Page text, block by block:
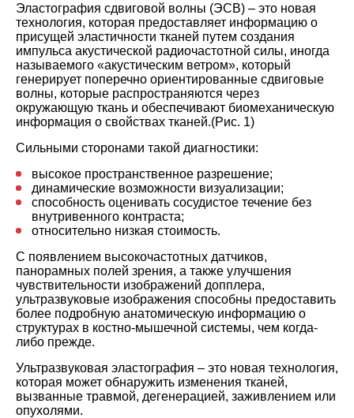
Эластография сдвиговой волны (ЭСВ) – это новая
технология, которая предоставляет информацию о
присущей эластичности тканей путем создания
импульса акустической радиочастотной силы, иногда
называемого «акустическим ветром», который
генерирует поперечно ориентированные сдвиговые
волны, которые распространяются через
окружающую ткань и обеспечивают биомеханическую
информация о свойствах тканей.(Рис. 1)
Сильными сторонами такой диагностики:
высокое пространственное разрешение;
динамические возможности визуализации;
способность оценивать сосудистое течение без
внутривенного контраста;
относительно низкая стоимость.
С появлением высокочастотных датчиков,
панорамных полей зрения, а также улучшения
чувствительности изображений допплера,
ультразвуковые изображения способны предоставить
более подробную анатомическую информацию о
структурах в костно-мышечной системы, чем когда-
либо прежде.
Ультразвуковая эластография – это новая технология,
которая может обнаружить изменения тканей,
вызванные травмой, дегенерацией, заживлением или
опухолями.